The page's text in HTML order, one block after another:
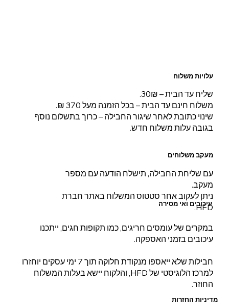
עלויות משלוח
שליח עד הבית – 30₪.
משלוח חינם עד הבית – בכל הזמנה מעל 370 ₪.
שינוי כתובת לאחר שיגור החבילה – כרוך בתשלום נוסף
בגובה עלות משלוח חדש.
מעקב משלוחים
עם שליחת החבילה, תישלח הודעה עם מספר
מעקב.
ניתן לעקוב אחר סטטוס המשלוח באתר חברת
HFD.
עיכובים ואי מסירה
במקרים של עומסים חריגים, כמו תקופות חגים, ייתכנו
עיכובים בזמני האספקה.
חבילות שלא ייאספו מנקודת חלוקה תוך 7 ימי עסקים יוחזרו
למרכז הלוגיסטי של HFD, והלקוח יישא בעלות המשלוח
החוזר.
מדיניות החזרות